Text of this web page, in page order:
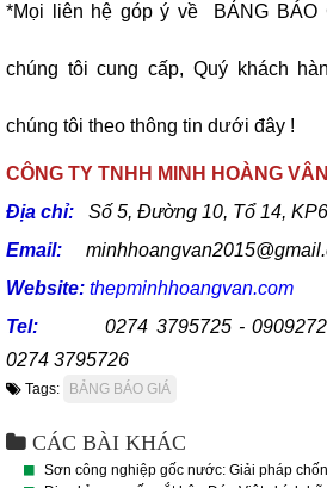
*Mọi liên hệ góp ý về BẢNG BÁO
chúng tôi cung cấp, Quý khách
chúng tôi theo thông tin dưới đây !
CÔNG TY TNHH MINH HOÀNG VÂN
Địa chỉ:
Số 5, Đường 10, Tổ 14,
Email:
Website: thepminhhoangvan.com
Tel:
0274 3795725 -
0274 3795726
Tags: BẢNG BÁO GIÁ
CÁC BÀI KHÁC
Sơn công nghiệp gốc nước: Giải pháp